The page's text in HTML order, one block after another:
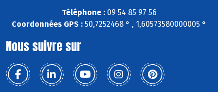
Téléphone :09 54 85 97 56
Coordonnées GPS : 50,7252468 ° , 1,60573580000005 °
Nous suivre sur